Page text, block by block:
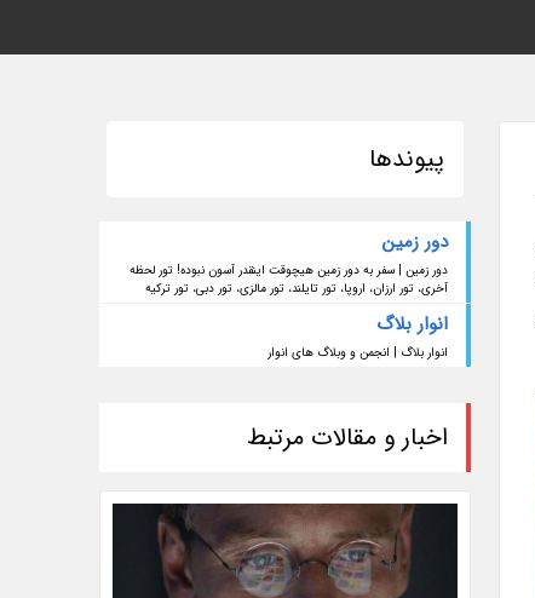
پیوندها
دور زمین
دور زمین | سفر به دور زمین هیچوقت اینقدر آسون نبوده! تور لحظه
آخری، تور ارزان، اروپا، تور تایلند، تور مالزی، تور دبی، تور ترکیه
انوار بلاگ
انوار بلاگ | انجمن و وبلاگ های انوار
اخبار و مقالات مرتبط